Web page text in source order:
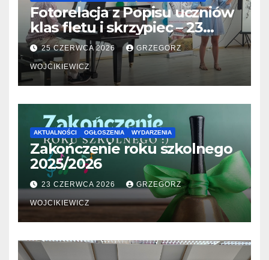
Fotorelacja z Popisu uczniów
klas fletu i skrzypiec – 23
06.2026
25 CZERWCA 2026 GRZEGORZ
WOJCIKIEWICZ
AKTUALNOŚCI OGŁOSZENIA WYDARZENIA
Zakończenie roku szkolnego
2025/2026
23 CZERWCA 2026 GRZEGORZ
WOJCIKIEWICZ